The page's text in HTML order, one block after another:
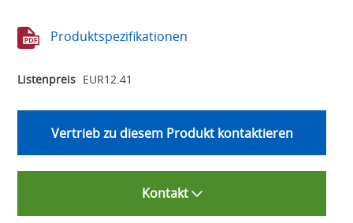
Produktspezifikationen
Listenpreis EUR12.41
Vertrieb zu diesem Produkt kontaktieren
Kontakt